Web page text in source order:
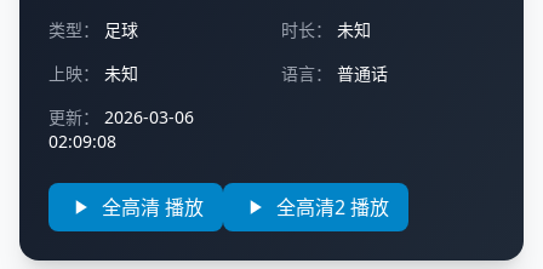
类型：
足球 时长：
未知
上映：
未知 语言：
普通话
更新：
2026-03-06
02:09:08
全高清 播放 全高清2 播放